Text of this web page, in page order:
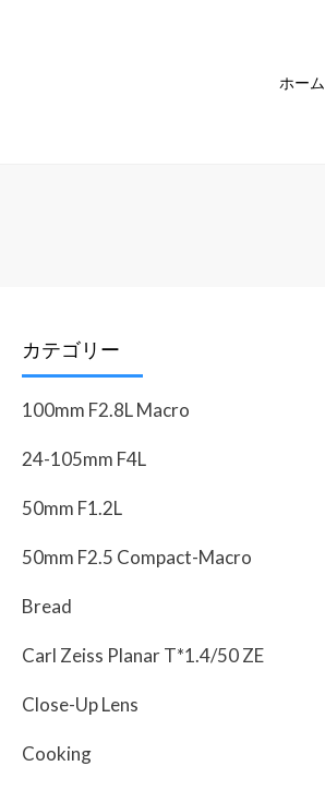
ホーム
カテゴリー
100mm F2.8L Macro
24-105mm F4L
50mm F1.2L
50mm F2.5 Compact-Macro
Bread
Carl Zeiss Planar T*1.4/50 ZE
Close-Up Lens
Cooking